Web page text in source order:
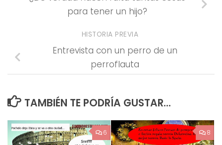
para tener un hijo?
HISTORIA PREVIA
Entrevista con un perro de un
perroflauta
TAMBIÉN TE PODRÍA GUSTAR...
6 8